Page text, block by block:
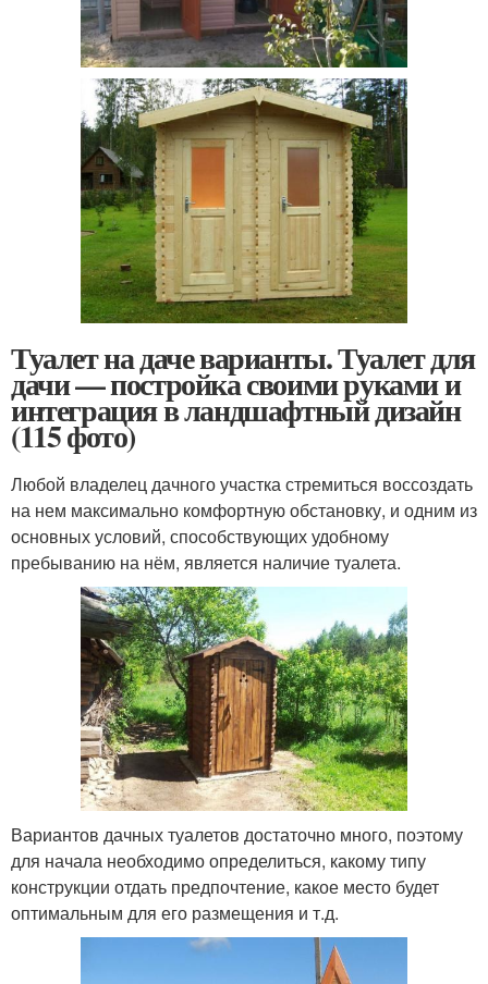
Туалет на даче варианты. Туалет для
дачи — постройка своими руками и
интеграция в ландшафтный дизайн
(115 фото)
Любой владелец дачного участка стремиться воссоздать
на нем максимально комфортную обстановку, и одним из
основных условий, способствующих удобному
пребыванию на нём, является наличие туалета.
Вариантов дачных туалетов достаточно много, поэтому
для начала необходимо определиться, какому типу
конструкции отдать предпочтение, какое место будет
оптимальным для его размещения и т.д.